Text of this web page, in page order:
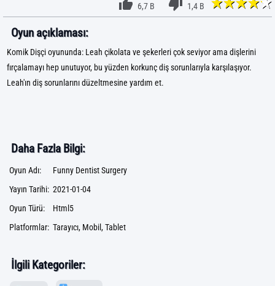
6,7 B 1,4 B
Oyun açıklaması:
Komik Dişçi oyununda: Leah çikolata ve şekerleri çok seviyor ama dişlerini
fırçalamayı hep unutuyor, bu yüzden korkunç diş sorunlarıyla karşılaşıyor.
Leah'ın diş sorunlarını düzeltmesine yardım et.
Daha Fazla Bilgi:
Oyun Adı:
Funny Dentist Surgery
Yayın Tarihi: 2021-01-04
Oyun Türü:
Html5
Platformlar: Tarayıcı, Mobil, Tablet
İlgili Kategoriler: